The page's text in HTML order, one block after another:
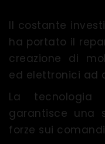
Il costante
ha portato il
creazione di
ed elettronici ad
La
garantisce una
forze sui